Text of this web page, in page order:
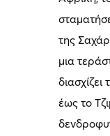
της
μια
έως το